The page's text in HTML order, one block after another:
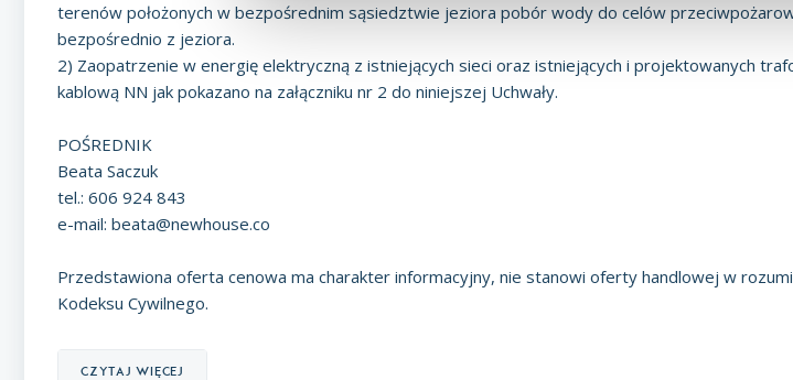
terenów położonych w bezpośrednim sąsiedztwie jeziora pobór wody do celów
bezpośrednio z jeziora.
2) Zaopatrzenie w energię elektryczną z istniejących sieci oraz istniejących i projektowanych
kablową NN jak pokazano na załączniku nr 2 do niniejszej Uchwały.
POŚREDNIK
Beata Saczuk
tel.: 606 924 843
e-mail: beata@newhouse.co
Przedstawiona oferta cenowa ma charakter informacyjny, nie stanowi oferty handlowej w
Kodeksu Cywilnego.
czytaj więcej